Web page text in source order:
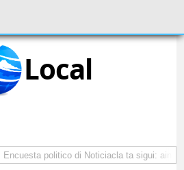
Local
Encuesta politico di Noticiacla ta sigui: ainda